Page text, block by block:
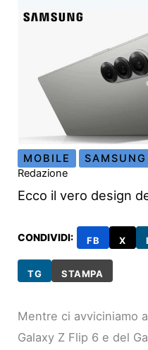
MOBILE SAMSUNG
Redazione
Ecco il vero design
CONDIVIDI: FB X
TG STAMPA
Mentre ci avviciniamo
Galaxy Z Flip 6 e del